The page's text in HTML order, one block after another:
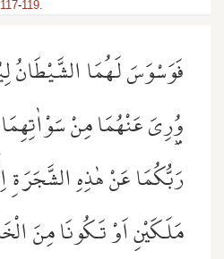
-119.
فَوَسْوَسَ لَهُمَا الشَّيْطَانُ
وُ۫رِيَ عَنْهُمَا مِنْ
رَبُّكُمَا عَنْ هٰذِهِ الشَّجَرَةِ
مَلَكَيْنِ اَوْ تَكُونَا مِنَ